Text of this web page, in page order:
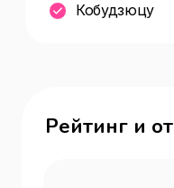
Кобудзюцу
Рейтинг и